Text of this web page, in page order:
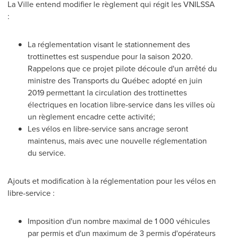
La Ville entend modifier le règlement qui régit les VNILSSA
:
La réglementation visant le stationnement des
trottinettes est suspendue pour la saison 2020.
Rappelons que ce projet pilote découle d'un arrêté du
ministre des Transports du Québec adopté en juin
2019 permettant la circulation des trottinettes
électriques en location libre-service dans les villes où
un règlement encadre cette activité;
Les vélos en libre-service sans ancrage seront
maintenus, mais avec une nouvelle réglementation
du service.
Ajouts et modification à la réglementation pour les vélos en
libre-service :
Imposition d'un nombre maximal de 1 000 véhicules
par permis et d'un maximum de 3 permis d'opérateurs